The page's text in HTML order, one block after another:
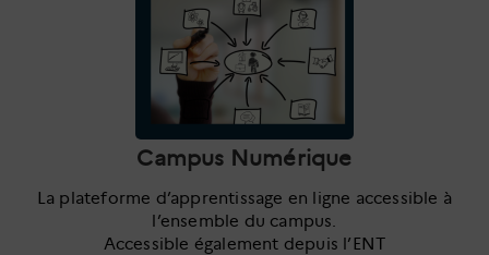
Campus Numérique
La plateforme d’apprentissage en ligne accessible à
l’ensemble du campus.
Accessible également depuis l’ENT